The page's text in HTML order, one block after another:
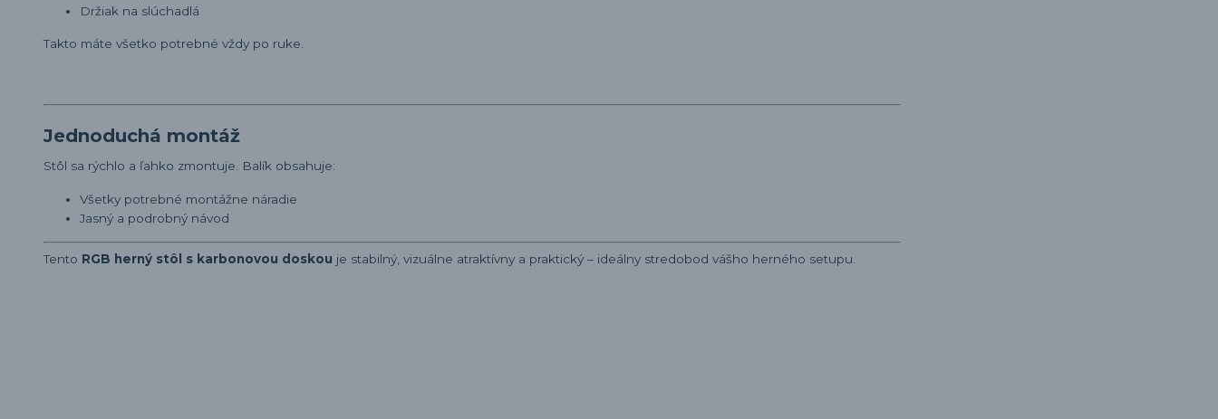
Držiak na slúchadlá
Takto máte všetko potrebné vždy po ruke.
Jednoduchá montáž
Stôl sa rýchlo a ľahko zmontuje. Balík obsahuje:
Všetky potrebné montážne náradie
Jasný a podrobný návod
Tento RGB herný stôl s karbonovou doskou je stabilný, vizuálne atraktívny a praktický – ideálny stredobod vášho herného setupu.